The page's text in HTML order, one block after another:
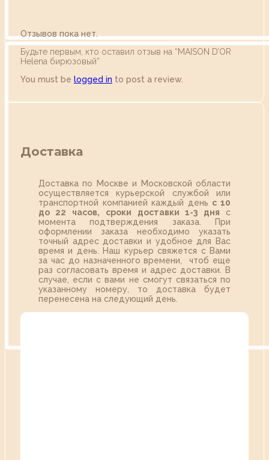
Отзывов пока нет.
Будьте первым, кто оставил отзыв на “MAISON D’OR
Helena бирюзовый”
You must be logged in to post a review.
Доставка
Доставка по Москве и Московской области
осуществляется курьерской службой или
транспортной компанией каждый день с 10
до 22 часов,
сроки доставки 1-3 дня с
момента подтверждения заказа. При
оформлении заказа необходимо указать
точный адрес доставки и удобное для Вас
время и день. Наш курьер свяжется с Вами
за час до назначенного времени, чтоб еще
раз согласовать время и адрес доставки. В
случае, если с вами не смогут связаться по
указанному номеру, то доставка будет
перенесена на следующий день.